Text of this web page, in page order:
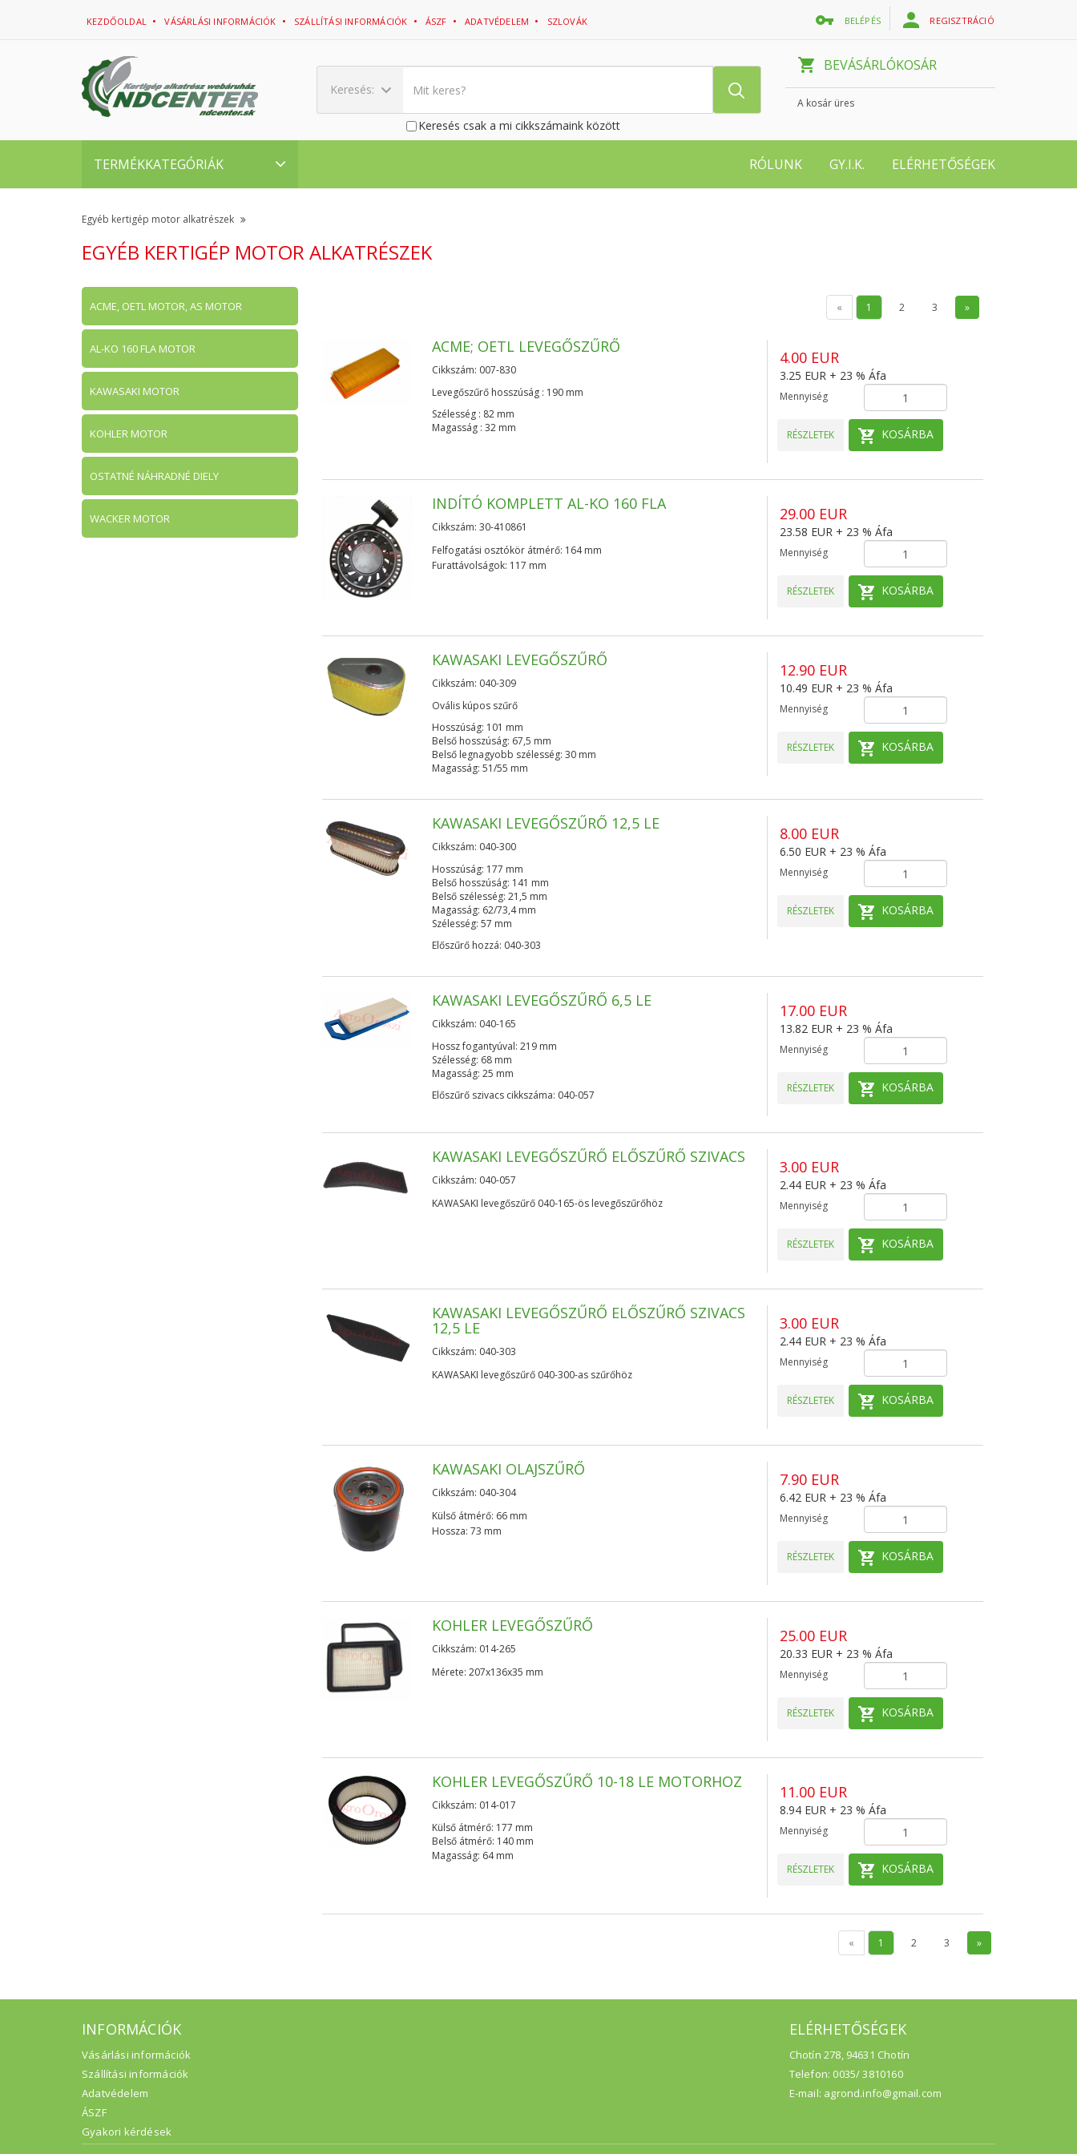
KEZDŐOLDAL VÁSÁRLÁSI INFORMÁCIÓK SZÁLLÍTÁSI INFORMÁCIÓK ÁSZF ADATVÉDELEM SZLOVÁK BELÉPÉS REGISZTRÁCIÓ
Keresés:
Keresés csak a mi cikkszámaink között
BEVÁSÁRLÓKOSÁR
A kosár üres
TERMÉKKATEGÓRIÁK RÓLUNK GY.I.K. ELÉRHETŐSÉGEK
Egyéb kertigép motor alkatrészek
EGYÉB KERTIGÉP MOTOR ALKATRÉSZEK
ACME, OETL MOTOR, AS MOTOR
AL-KO 160 FLA MOTOR
KAWASAKI MOTOR
KOHLER MOTOR
OSTATNÉ NÁHRADNÉ DIELY
WACKER MOTOR
« 1 2 3 »
ACME; OETL LEVEGŐSZŰRŐ
Cikkszám: 007-830
Levegőszűrő hosszúság : 190 mm
Szélesség : 82 mm
Magasság : 32 mm
4.00 EUR
3.25 EUR + 23 % Áfa
Mennyiség
RÉSZLETEK KOSÁRBA
INDÍTÓ KOMPLETT AL-KO 160 FLA
Cikkszám: 30-410861
Felfogatási osztókör átmérő: 164 mm
Furattávolságok: 117 mm
29.00 EUR
23.58 EUR + 23 % Áfa
Mennyiség
RÉSZLETEK KOSÁRBA
KAWASAKI LEVEGŐSZŰRŐ
Cikkszám: 040-309
Ovális kúpos szűrő
Hosszúság: 101 mm
Belső hosszúság: 67,5 mm
Belső legnagyobb szélesség: 30 mm
Magasság: 51/55 mm
12.90 EUR
10.49 EUR + 23 % Áfa
Mennyiség
RÉSZLETEK KOSÁRBA
KAWASAKI LEVEGŐSZŰRŐ 12,5 LE
Cikkszám: 040-300
Hosszúság: 177 mm
Belső hosszúság: 141 mm
Belső szélesség: 21,5 mm
Magasság: 62/73,4 mm
Szélesség: 57 mm
Előszűrő hozzá: 040-303
8.00 EUR
6.50 EUR + 23 % Áfa
Mennyiség
RÉSZLETEK KOSÁRBA
KAWASAKI LEVEGŐSZŰRŐ 6,5 LE
Cikkszám: 040-165
Hossz fogantyúval: 219 mm
Szélesség: 68 mm
Magasság: 25 mm
Előszűrő szivacs cikkszáma: 040-057
17.00 EUR
13.82 EUR + 23 % Áfa
Mennyiség
RÉSZLETEK KOSÁRBA
KAWASAKI LEVEGŐSZŰRŐ ELŐSZŰRŐ SZIVACS
Cikkszám: 040-057
KAWASAKI levegőszűrő 040-165-ös levegőszűrőhöz
3.00 EUR
2.44 EUR + 23 % Áfa
Mennyiség
RÉSZLETEK KOSÁRBA
KAWASAKI LEVEGŐSZŰRŐ ELŐSZŰRŐ SZIVACS
12,5 LE
Cikkszám: 040-303
KAWASAKI levegőszűrő 040-300-as szűrőhöz
3.00 EUR
2.44 EUR + 23 % Áfa
Mennyiség
RÉSZLETEK KOSÁRBA
KAWASAKI OLAJSZŰRŐ
Cikkszám: 040-304
Külső átmérő: 66 mm
Hossza: 73 mm
7.90 EUR
6.42 EUR + 23 % Áfa
Mennyiség
RÉSZLETEK KOSÁRBA
KOHLER LEVEGŐSZŰRŐ
Cikkszám: 014-265
Mérete: 207x136x35 mm
25.00 EUR
20.33 EUR + 23 % Áfa
Mennyiség
RÉSZLETEK KOSÁRBA
KOHLER LEVEGŐSZŰRŐ 10-18 LE MOTORHOZ
Cikkszám: 014-017
Külső átmérő: 177 mm
Belső átmérő: 140 mm
Magasság: 64 mm
11.00 EUR
8.94 EUR + 23 % Áfa
Mennyiség
RÉSZLETEK KOSÁRBA
« 1 2 3 »
INFORMÁCIÓK
Vásárlási információk
Szállítási információk
Adatvédelem
ÁSZF
Gyakori kérdések
ELÉRHETŐSÉGEK
Chotín 278, 94631 Chotín
Telefon: 0035/ 3810160
E-mail: agrond.info@gmail.com